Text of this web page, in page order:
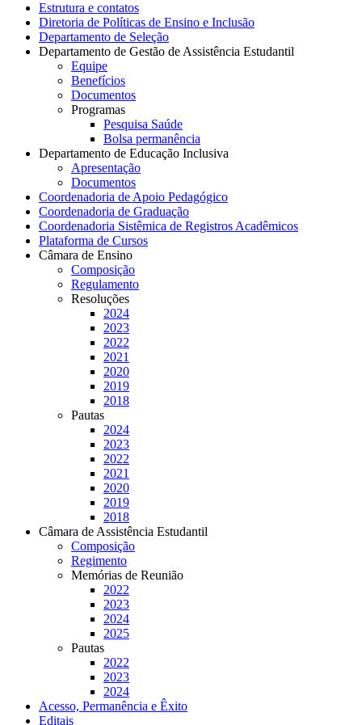
Estrutura e contatos
Diretoria de Políticas de Ensino e Inclusão
Departamento de Seleção
Departamento de Gestão de Assistência Estudantil
Equipe
Benefícios
Documentos
Programas
Pesquisa Saúde
Bolsa permanência
Departamento de Educação Inclusiva
Apresentação
Documentos
Coordenadoria de Apoio Pedagógico
Coordenadoria de Graduação
Coordenadoria Sistêmica de Registros Acadêmicos
Plataforma de Cursos
Câmara de Ensino
Composição
Regulamento
Resoluções
2024
2023
2022
2021
2020
2019
2018
Pautas
2024
2023
2022
2021
2020
2019
2018
Câmara de Assistência Estudantil
Composição
Regimento
Memórias de Reunião
2022
2023
2024
2025
Pautas
2022
2023
2024
Acesso, Permanência e Êxito
Editais